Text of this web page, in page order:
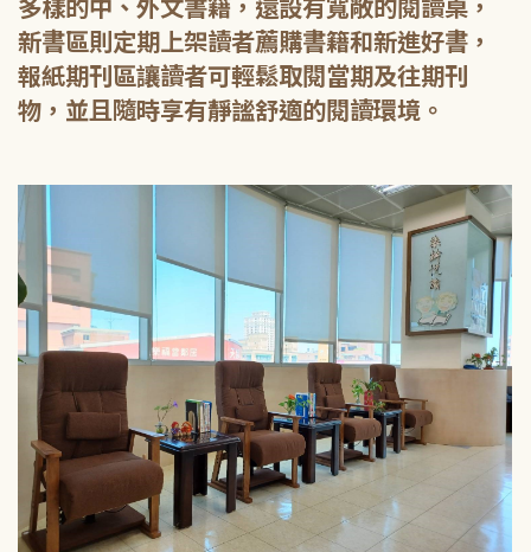
多樣的中、外文書籍，還設有寬敞的閱讀桌，
新書區則定期上架讀者薦購書籍和新進好書，
報紙期刊區讓讀者可輕鬆取閱當期及往期刊
物，並且隨時享有靜謐舒適的閱讀環境。